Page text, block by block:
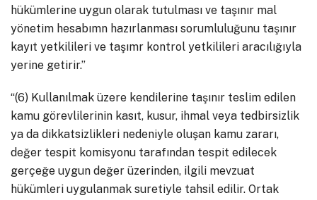
hükümlerine uygun olarak tutulması ve taşınır mal
yönetim hesabımn hazırlanması sorumluluğunu taşınır
kayıt yetkilileri ve taşımr kontrol yetkilileri aracılığıyla
yerine getirir.”
“(6) Kullanılmak üzere kendilerine taşınır teslim edilen
kamu görevlilerinin kasıt, kusur, ihmal veya tedbirsizlik
ya da dikkatsizlikleri nedeniyle oluşan kamu zararı,
değer tespit komisyonu tarafından tespit edilecek
gerçeğe uygun değer üzerinden, ilgili mevzuat
hükümleri uygulanmak suretiyle tahsil edilir. Ortak